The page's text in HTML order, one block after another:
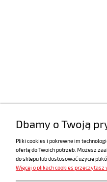
Dbamy o Twoją
Pliki cookies i pokrewne im
ofertę do Twoich potrzeb. Możesz
do sklepu lub dostosować użycie
Więcej o plikach cookies przeczytasz